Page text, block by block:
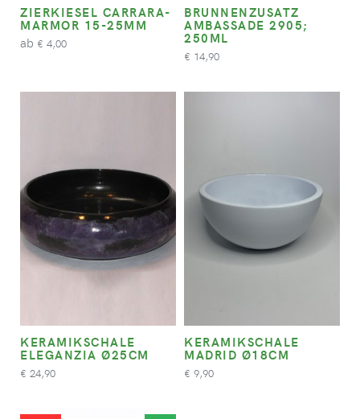
ZIERKIESEL CARRARA-
MARMOR 15-25MM
ab € 4,00
BRUNNENZUSATZ
AMBASSADE 2905;
250ML
€ 14,90
KERAMIKSCHALE
ELEGANZIA Ø25CM
€ 24,90
KERAMIKSCHALE
MADRID Ø18CM
€ 9,90